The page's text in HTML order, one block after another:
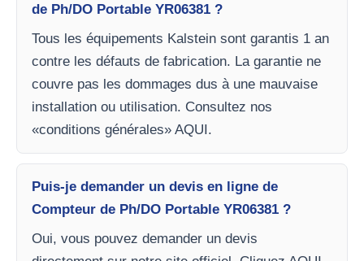
de Ph/DO Portable YR06381 ?
Tous les équipements Kalstein sont garantis 1 an
contre les défauts de fabrication. La garantie ne
couvre pas les dommages dus à une mauvaise
installation ou utilisation. Consultez nos
«conditions générales» AQUI.
Puis-je demander un devis en ligne de
Compteur de Ph/DO Portable YR06381 ?
Oui, vous pouvez demander un devis